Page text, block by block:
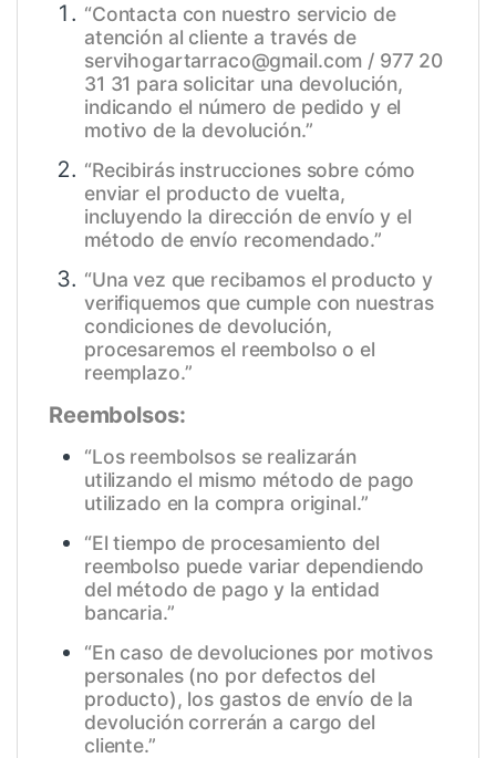
“Contacta con nuestro servicio de
atención al cliente a través de
servihogartarraco@gmail.com / 977 20
31 31 para solicitar una devolución,
indicando el número de pedido y el
motivo de la devolución.”
“Recibirás instrucciones sobre cómo
enviar el producto de vuelta,
incluyendo la dirección de envío y el
método de envío recomendado.”
“Una vez que recibamos el producto y
verifiquemos que cumple con nuestras
condiciones de devolución,
procesaremos el reembolso o el
reemplazo.”
Reembolsos:
“Los reembolsos se realizarán
utilizando el mismo método de pago
utilizado en la compra original.”
“El tiempo de procesamiento del
reembolso puede variar dependiendo
del método de pago y la entidad
bancaria.”
“En caso de devoluciones por motivos
personales (no por defectos del
producto), los gastos de envío de la
devolución correrán a cargo del
cliente.”